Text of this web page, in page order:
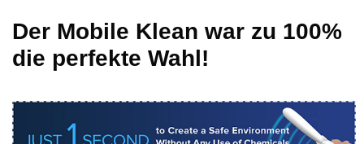
Der Mobile Klean war zu 100%
die perfekte Wahl!